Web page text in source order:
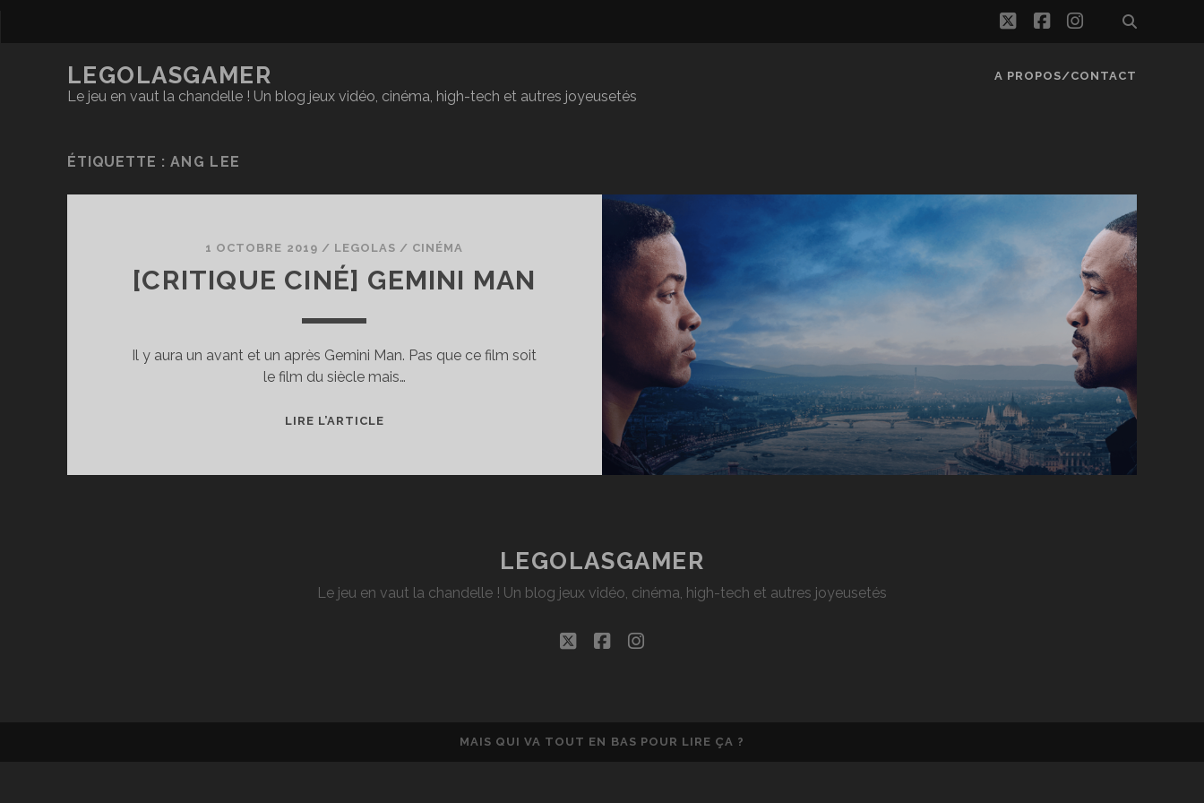
twitterfacebook
instagram
LEGOLASGAMER
Le jeu en vaut la chandelle ! Un blog jeux vidéo, cinéma, high-tech et autres joyeusetés
A PROPOS/CONTACT
ÉTIQUETTE :ANG LEE
1 OCTOBRE 2019 / LEGOLAS / CINÉMA
[CRITIQUE CINÉ] GEMINI MAN
Il y aura un avant et un après Gemini Man. Pas que ce film soit
le film du siècle mais…
LIRE L’ARTICLE
LEGOLASGAMER
Le jeu en vaut la chandelle ! Un blog jeux vidéo, cinéma, high-tech et autres joyeusetés
twitterfacebookinstagram
MAIS QUI VA TOUT EN BAS POUR LIRE ÇA ?